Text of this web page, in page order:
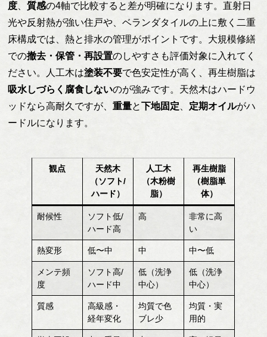
度、質感の4軸で比較すると差が明確になります。直射日
光や反射熱が強い住戸や、ベランダタイルの上に敷く二重
床構成では、熱と排水の管理がポイントです。大規模修繕
での撤去・保管・再設置のしやすさも評価対象に入れてく
ださい。人工木は塗装不要で色安定性が高く、再生樹脂は
吸水しづらく腐食しないのが強みです。天然木はハードウ
ッドなら高耐久ですが、重量と下地固定、 定期オイルがハ
ードルになります。
観点
天然木
（ソフト/
ハード）
人工木
（木粉樹
脂）
再生樹脂
（樹脂単
体）
耐候性
ソフト低/
ハード高
高
非常に高
い
熱変形 低〜中 中 中〜低
メンテ頻
度
ソフト高/
ハード中
低（洗浄
中心）
低（洗浄
中心）
質感
高級感・
経年変化
均質で色
ブレ少
均質・実
用的